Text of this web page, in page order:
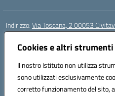
Cookies e altri
Il nostro Istituto non utilizza
sono utilizzati esclusivamente
corretto funzionamento del sito,
Indirizzo:Via Toscana, 2 00053
Centralino:
Posta elettronica certificata (PEC):
Codice fiscale: 91038380589
Codice meccanografico:RMIC8B900G
Codice Indice delle Pubbliche